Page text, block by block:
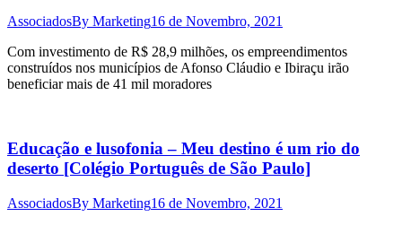
AssociadosBy Marketing16 de Novembro, 2021
Com investimento de R$ 28,9 milhões, os empreendimentos
construídos nos municípios de Afonso Cláudio e Ibiraçu irão
beneficiar mais de 41 mil moradores
Educação e lusofonia – Meu destino é um rio do
deserto [Colégio Português de São Paulo]
AssociadosBy Marketing16 de Novembro, 2021